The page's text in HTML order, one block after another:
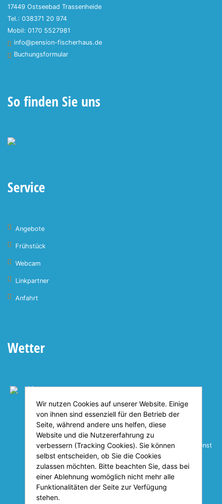
17449 Ostseebad Trassenheide
Tel.: 038371 20 974
Mobil: 0170 5527981
info@pension-fischerhaus.de
Buchungsformular
So finden Sie uns
Service
Angebote
Frühstück
Webcam
Linkpartner
Anfahrt
Wetter
Heute
21°C
21°C 23°C
© Deutscher Wetterdienst
Wir nutzen Cookies auf unserer Website. Einige
von ihnen sind essenziell für den Betrieb der
Seite, während andere uns helfen, diese
Website und die Nutzererfahrung zu
verbessern (Tracking Cookies). Sie können
selbst entscheiden, ob Sie die Cookies
zulassen möchten. Bitte beachten Sie, dass bei
einer Ablehnung womöglich nicht mehr alle
Funktionalitäten der Seite zur Verfügung
stehen.